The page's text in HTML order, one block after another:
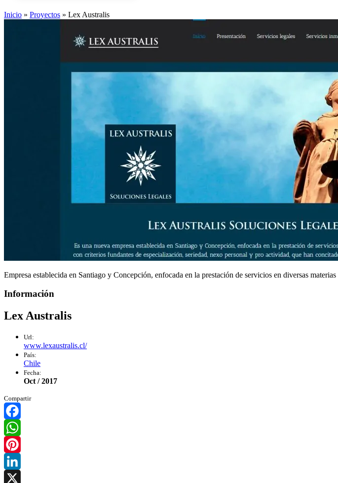
Inicio » Proyectos » Lex Australis
Empresa establecida en Santiago y Concepción, enfocada en la prestación de servicios en diversas
Información
Lex Australis
Url:
www.lexaustralis.cl/
País:
Chile
Fecha:
Oct / 2017
Compartir
Facebook
WhatsApp
Pinterest
LinkedIn